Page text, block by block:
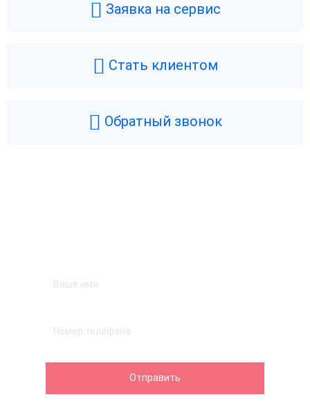
Заявка на сервис
Стать клиентом
Обратный звонок